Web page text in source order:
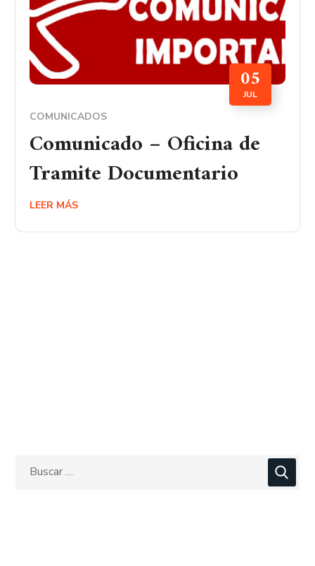
05
JUL
COMUNICADOS
Comunicado – Oficina de
Tramite Documentario
LEER MÁS